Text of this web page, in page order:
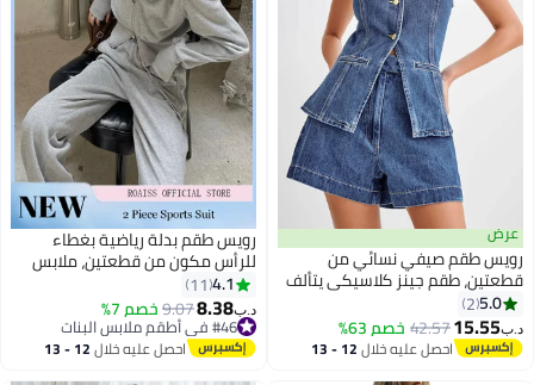
عرض
رويس طقم صيفي نسائي من
قطعتين، طقم جينز كلاسيكي يتألف
من بلوزة بأزرار وشورت بخصر عالٍ،
طقم بلوزة بدون أكمام وشورت
للسيدات، مثالي للارتداء اليومي أو
في أي مناسبة
5.0
2
د.ب‏15.55
42.57خصم 63%
احصل عليه خلال 12 - 13
رويس طقم بدلة رياضية بغطاء
للرأس مكون من قطعتين، ملابس
متعددة الاستخدامات تتميز بغطاء
رأس مريح بأكمام طويلة مع بنطال
رياضي فضفاض للتنقل اليومي
والاسترخاء المريح والأنشطة غير
الرسمية
4.1
11
د.ب‏8.38
9.07خصم 7%
#46 في أطقم ملابس البنات
#46 في أطقم ملابس البنات احصل عليه خلال 12 - 13